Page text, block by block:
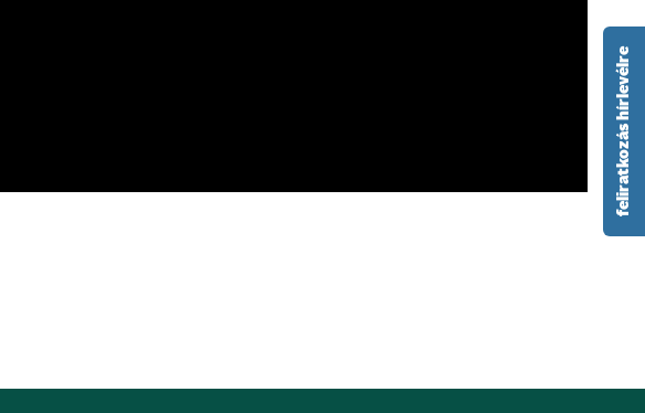
feliratkozás hírlevélre